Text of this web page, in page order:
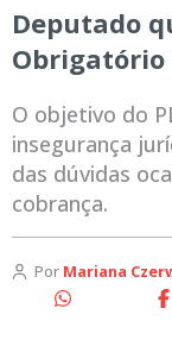
Deputado
Obrigatório
O objetivo do
insegurança
das dúvidas
cobrança.
Por Mariana